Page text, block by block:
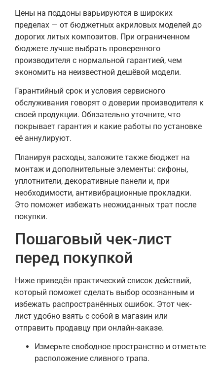
Цены на поддоны варьируются в широких
пределах — от бюджетных акриловых моделей до
дорогих литых композитов. При ограниченном
бюджете лучше выбрать проверенного
производителя с нормальной гарантией, чем
экономить на неизвестной дешёвой модели.
Гарантийный срок и условия сервисного
обслуживания говорят о доверии производителя к
своей продукции. Обязательно уточните, что
покрывает гарантия и какие работы по установке
её аннулируют.
Планируя расходы, заложите также бюджет на
монтаж и дополнительные элементы: сифоны,
уплотнители, декоративные панели и, при
необходимости, антивибрационные прокладки.
Это поможет избежать неожиданных трат после
покупки.
Пошаговый чек-лист
перед покупкой
Ниже приведён практический список действий,
который поможет сделать выбор осознанным и
избежать распространённых ошибок. Этот чек-
лист удобно взять с собой в магазин или
отправить продавцу при онлайн-заказе.
Измерьте свободное пространство и отметьте
расположение сливного трапа.